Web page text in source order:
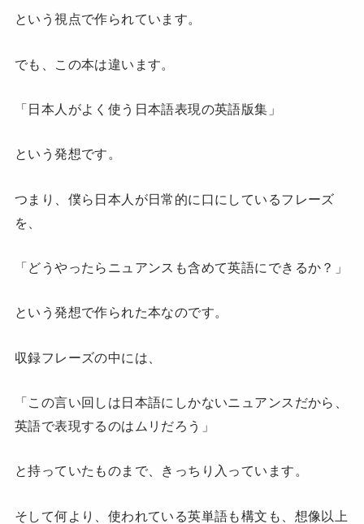
という視点で作られています。
でも、この本は違います。
「日本人がよく使う日本語表現の英語版集」
という発想です。
つまり、僕ら日本人が日常的に口にしているフレーズ
を、
「どうやったらニュアンスも含めて英語にできるか？」
という発想で作られた本なのです。
収録フレーズの中には、
「この言い回しは日本語にしかないニュアンスだから、
英語で表現するのはムリだろう」
と持っていたものまで、きっちり入っています。
そして何より、使われている英単語も構文も、想像以上